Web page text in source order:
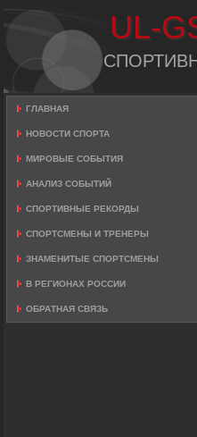
UL-
ГЛАВНАЯ
НОВОСТИ СПОРТА
МИРОВЫЕ СОБЫТИЯ
АНАЛИЗ СОБЫТИЙ
СПОРТИВНЫЕ РЕКОРДЫ
СПОРТСМЕНЫ И ТРЕНЕРЫ
ЗНАМЕНИТЫЕ СПОРТСМЕНЫ
В РЕГИОНАХ РОССИИ
ОБРАТНАЯ СВЯЗЬ